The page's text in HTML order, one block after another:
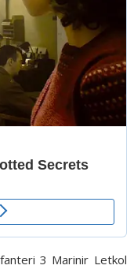
3 Marinir Letkol